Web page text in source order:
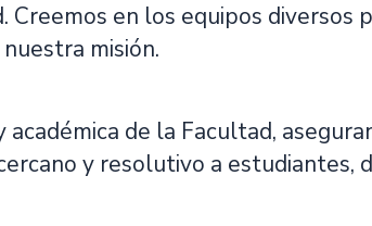
Creemos en los equipos diversos
misión.
de la Facultad,
y resolutivo a estudiantes,